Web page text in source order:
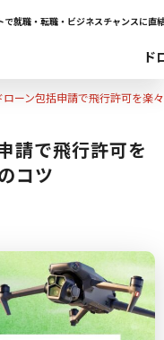
で就職・転職・ビジネスチャンスに直
ド
ローン包括申請で飛行許可を楽
請で飛行許可を
コツ